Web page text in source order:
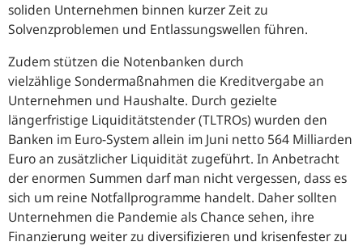
soliden Unternehmen binnen kurzer Zeit zu
Solvenzproblemen und Entlassungswellen führen.
Zudem stützen die Notenbanken durch
vielzählige Sondermaßnahmen die Kreditvergabe an
Unternehmen und Haushalte. Durch gezielte
längerfristige Liquiditätstender (TLTROs) wurden den
Banken im Euro-System allein im Juni netto 564 Milliarden
Euro an zusätzlicher Liquidität zugeführt. In Anbetracht
der enormen Summen darf man nicht vergessen, dass es
sich um reine Notfallprogramme handelt. Daher sollten
Unternehmen die Pandemie als Chance sehen, ihre
Finanzierung weiter zu diversifizieren und krisenfester zu